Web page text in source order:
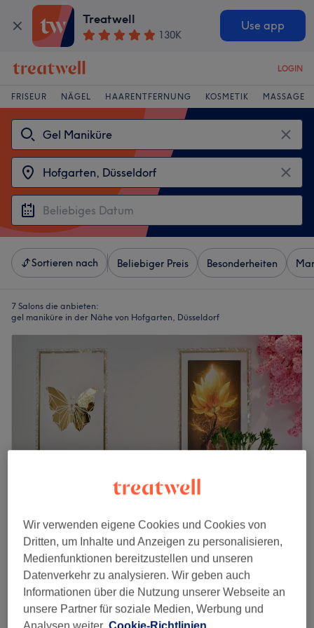
Treatwell
130K
Use app
LOGIN
FRISEUR NÄGEL HAARENTFERNUNG KOSMETIK MASSAGE
Sortieren nach Beliebiger Preis Besonderheiten
7 Salons die anbieten:
gel maniküre in der Nähe von Hofgarten, Düsseldorf
Lux Nails_Düsseldorf
4,4
323 Bewertungen
Stadtmitte, Düsseldorf
Auf Karte anzeigen
Maniküre
20 Min. - 30 Min.
ab18 €
Schnellansicht Saloninfos
Wir verwenden eigene Cookies und Cookies von
Dritten, um Inhalte und Anzeigen zu personalisieren,
Medienfunktionen bereitzustellen und unseren
Datenverkehr zu analysieren. Wir geben auch
Informationen über die Nutzung unserer Webseite an
unsere Partner für soziale Medien, Werbung und